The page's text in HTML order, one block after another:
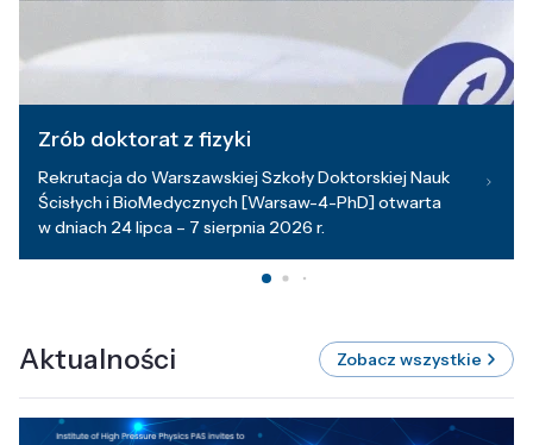
Zrób doktorat z fizyki
Rekrutacja do Warszawskiej Szkoły Doktorskiej Nauk
Ścisłych i BioMedycznych [Warsaw-4-PhD] otwarta
w dniach 24 lipca – 7 sierpnia 2026 r.
Aktualności Zobacz wszystkie